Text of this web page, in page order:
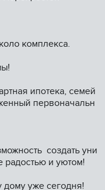
комплекса.
ипотека, семей
первоначальн
создать уни
радостью и уютом!
дому уже сегодня!